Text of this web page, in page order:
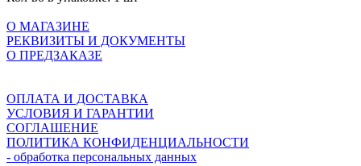
О МАГАЗИНЕ
РЕКВИЗИТЫ И ДОКУМЕНТЫ
О ПРЕДЗАКАЗЕ
ОПЛАТА И ДОСТАВКА
УСЛОВИЯ И ГАРАНТИИ
СОГЛАШЕНИЕ
ПОЛИТИКА КОНФИДЕНЦИАЛЬНОСТИ
- обработка персональных данных